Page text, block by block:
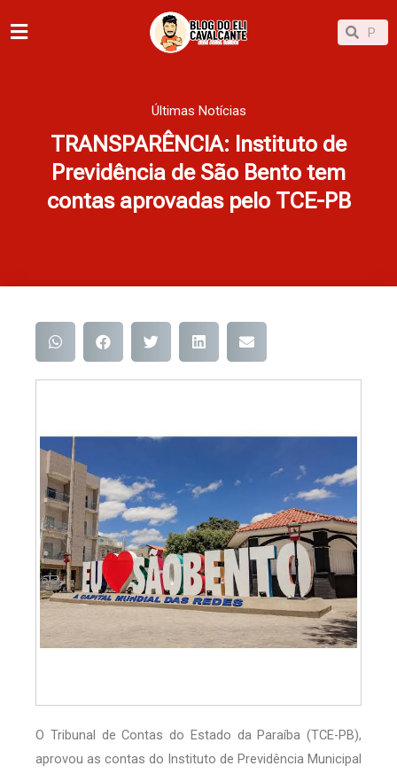
para
Pesquisar
Últimas Notícias
TRANSPARÊNCIA: Instituto de
Previdência de São Bento tem
contas aprovadas pelo TCE-PB
O Tribunal de Contas do Estado da Paraíba (TCE-PB),
aprovou as contas do Instituto de Previdência Municipal